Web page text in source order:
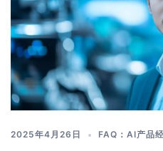
2025年4月26日 FAQ：AI产品